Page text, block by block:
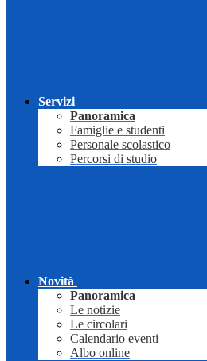
Servizi
Panoramica
Famiglie e studenti
Personale scolastico
Percorsi di studio
Novità
Panoramica
Le notizie
Le circolari
Calendario eventi
Albo online